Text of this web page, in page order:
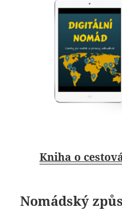
Kniha o
Nomádský